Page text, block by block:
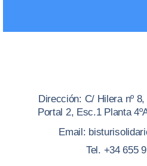
Dirección: C/ Hilera nº
Portal 2, Esc.1 Planta
Email:
Tel. +34 655